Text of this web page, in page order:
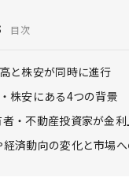
目次
と株安が同時に進行
株安にある4つの背景
・不動産投資家が金
済動向の変化と市場